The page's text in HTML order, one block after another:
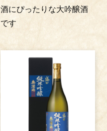
酒にぴったりな大吟醸酒
です